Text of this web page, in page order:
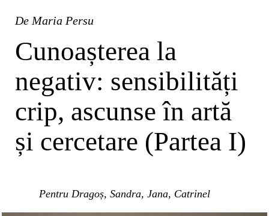
De Maria Persu
Cunoașterea la
negativ: sensibilități
crip, ascunse în artă
și cercetare (Partea I)
Pentru Dragoș, Sandra, Jana, Catrinel